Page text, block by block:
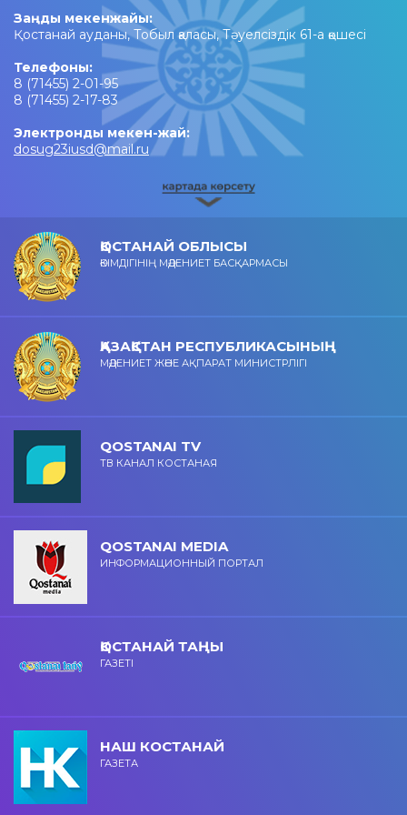
Заңды мекенжайы:
Қостанай ауданы, Тобыл қаласы, Тәуелсіздік 61-а қөшесі
Телефоны:
8 (71455) 2-01-95
8 (71455) 2-17-83
Электронды мекен-жай:
dosug23iusd@mail.ru
ҚОСТАНАЙ ОБЛЫСЫ
ӘКІМДІГІНІҢ МӘДЕНИЕТ БАСҚАРМАСЫ
ҚАЗАҚСТАН РЕСПУБЛИКАСЫНЫҢ
МӘДЕНИЕТ ЖӘНЕ АҚПАРАТ МИНИСТРЛІГІ
QOSTANAI TV
ТВ КАНАЛ КОСТАНАЯ
QOSTANAI MEDIA
ИНФОРМАЦИОННЫЙ ПОРТАЛ
ҚОСТАНАЙ ТАҢЫ
ГАЗЕТІ
НАШ КОСТАНАЙ
ГАЗЕТА